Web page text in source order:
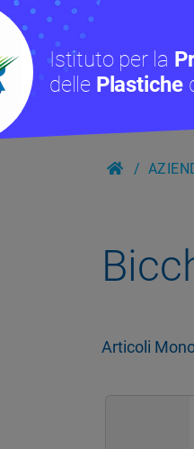
Istituto per la
delle Plastiche
Articoli